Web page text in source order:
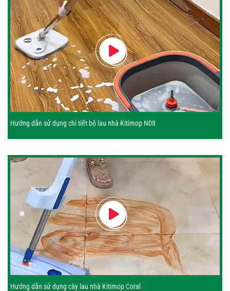
Hướng dẫn sử dụng chi tiết bộ lau nhà Kitimop N08
Hướng dẫn sử dụng cây lau nhà Kitimop Coral